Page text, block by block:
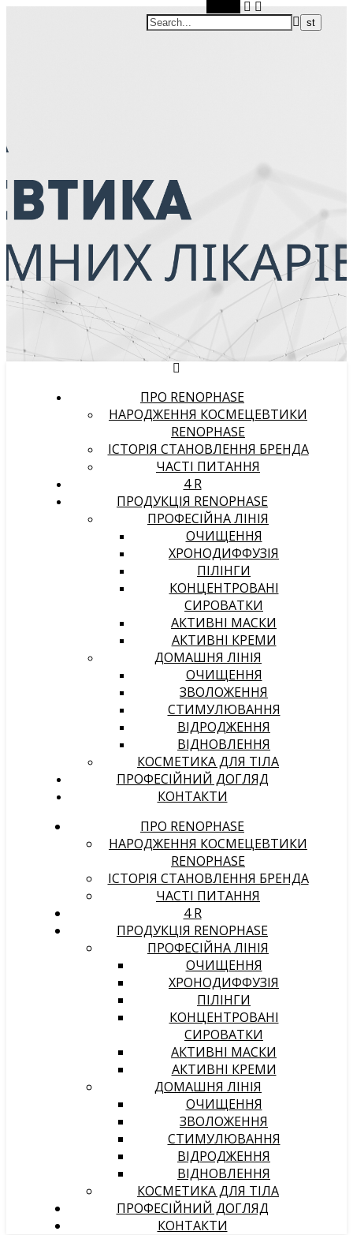
ПРО RENOPHASE
НАРОДЖЕННЯ КОСМЕЦЕВТИКИ
RENOPHASE
ІСТОРІЯ СТАНОВЛЕННЯ БРЕНДА
ЧАСТІ ПИТАННЯ
4 R
ПРОДУКЦІЯ RENOPHASE
ПРОФЕСІЙНА ЛІНІЯ
ОЧИЩЕННЯ
ХРОНОДИФФУЗІЯ
ПІЛІНГИ
КОНЦЕНТРОВАНІ
СИРОВАТКИ
АКТИВНІ МАСКИ
АКТИВНІ КРЕМИ
ДОМАШНЯ ЛІНІЯ
ОЧИЩЕННЯ
ЗВОЛОЖЕННЯ
СТИМУЛЮВАННЯ
ВІДРОДЖЕННЯ
ВІДНОВЛЕННЯ
КОСМЕТИКА ДЛЯ ТІЛА
ПРОФЕСІЙНИЙ ДОГЛЯД
КОНТАКТИ
ПРО RENOPHASE
НАРОДЖЕННЯ КОСМЕЦЕВТИКИ
RENOPHASE
ІСТОРІЯ СТАНОВЛЕННЯ БРЕНДА
ЧАСТІ ПИТАННЯ
4 R
ПРОДУКЦІЯ RENOPHASE
ПРОФЕСІЙНА ЛІНІЯ
ОЧИЩЕННЯ
ХРОНОДИФФУЗІЯ
ПІЛІНГИ
КОНЦЕНТРОВАНІ
СИРОВАТКИ
АКТИВНІ МАСКИ
АКТИВНІ КРЕМИ
ДОМАШНЯ ЛІНІЯ
ОЧИЩЕННЯ
ЗВОЛОЖЕННЯ
СТИМУЛЮВАННЯ
ВІДРОДЖЕННЯ
ВІДНОВЛЕННЯ
КОСМЕТИКА ДЛЯ ТІЛА
ПРОФЕСІЙНИЙ ДОГЛЯД
КОНТАКТИ